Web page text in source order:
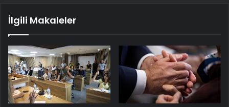
İlgili Makaleler